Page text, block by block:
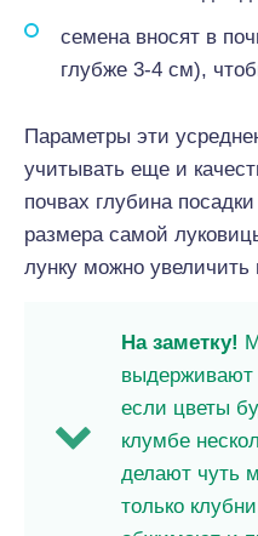
семена вносят в
глубже 3-4 см),
Параметры эти
учитывать еще и
почвах глубина
размера самой
лунку можно увеличить
На заметку!
выдерживают
если цветы
клумбе
делают чуть
только